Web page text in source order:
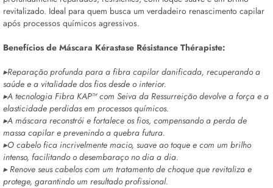
revitalizado. Ideal para quem busca um verdadeiro renascimento capilar
após processos químicos agressivos.
Benefícios de Máscara Kérastase Résistance Thérapiste:
▸Reparação profunda para a fibra capilar danificada, recuperando a
saúde e a vitalidade dos fios desde o interior.
▸A tecnologia Fibra KAP™ com Seiva da Ressurreição devolve a força e a
elasticidade perdidas em processos químicos.
▸A máscara reconstrói e fortalece os fios, compensando a perda de
massa capilar e prevenindo a quebra futura.
▸O cabelo fica incrivelmente macio, suave ao toque e com um brilho
intenso, facilitando o desembaraço no dia a dia.
▸ Renove seus cabelos com um tratamento de choque que revitaliza e
protege, garantindo um resultado profissional.